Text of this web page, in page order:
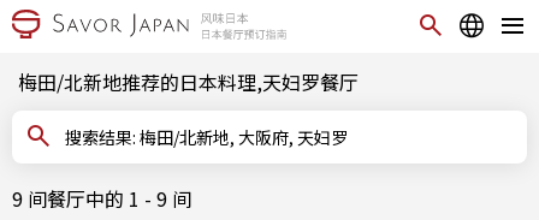
梅田/北新地推荐的日本料理,天妇罗餐厅
搜索结果: 梅田/北新地, 大阪府, 天妇罗
9 间餐厅中的 1 - 9 间